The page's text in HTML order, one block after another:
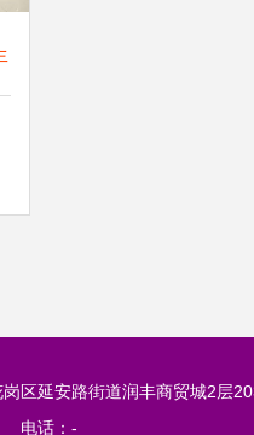
区延安路街道润丰商贸城2层
电话：-